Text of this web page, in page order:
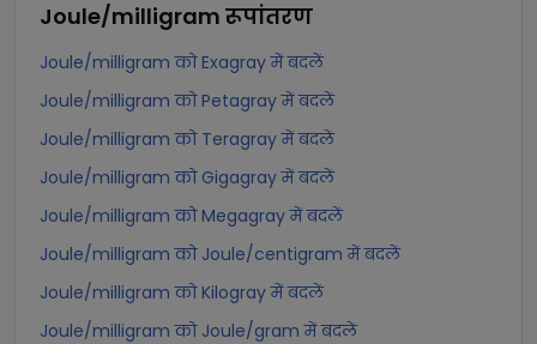
Joule/milligram रूपांतरण
Joule/milligram को Exagray में बदलें
Joule/milligram को Petagray में बदलें
Joule/milligram को Teragray में बदलें
Joule/milligram को Gigagray में बदलें
Joule/milligram को Megagray में बदलें
Joule/milligram को Joule/centigram में बदलें
Joule/milligram को Kilogray में बदलें
Joule/milligram को Joule/gram में बदलें